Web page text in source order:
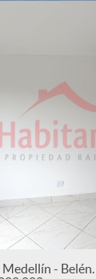
Medellín - San